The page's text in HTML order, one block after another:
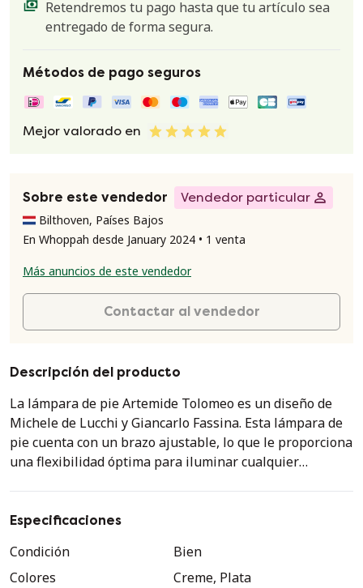
Retendremos tu pago hasta que tu artículo sea
entregado de forma segura.
Métodos de pago seguros
Mejor valorado en
Sobre este vendedor
Vendedor particular
Bilthoven, Países Bajos
En Whoppah desde January 2024 • 1 venta
Más anuncios de este vendedor
Contactar al vendedor
Descripción del producto
La lámpara de pie Artemide Tolomeo es un diseño de
Michele de Lucchi y Giancarlo Fassina. Esta lámpara de
pie cuenta con un brazo ajustable, lo que le proporciona
una flexibilidad óptima para iluminar cualquier
material de la pantalla: pergamino beige - Color y
pequeñas decoloraciones en un lado de la pantalla
(manchas negras - ver foto). También presenta daños
Especificaciones
Condición
Bien
Colores
Creme, Plata